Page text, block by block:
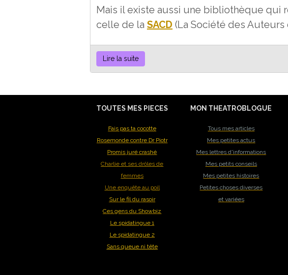
Mais il existe aussi une bibliothèque qui
celle de la SACD (La Société des
Lire la suite
TOUTES MES PIECES
Fais pas ta cocotte
Rosemonde contre Dr Piotr
Promis juré crashé
Charlie et ses drôles de
femmes
Une enquête au poil
Sur le fil du rasoir
Ces gens du Showbiz
Le spidatingue 1
Le spidatingue 2
Sans queue ni tête
MON THEATROBLOGUE
Tous mes articles
Mes petites actus
Mes lettres d'informations
Mes petits conseils
Mes petites histoires
Petites choses diverses
et variées